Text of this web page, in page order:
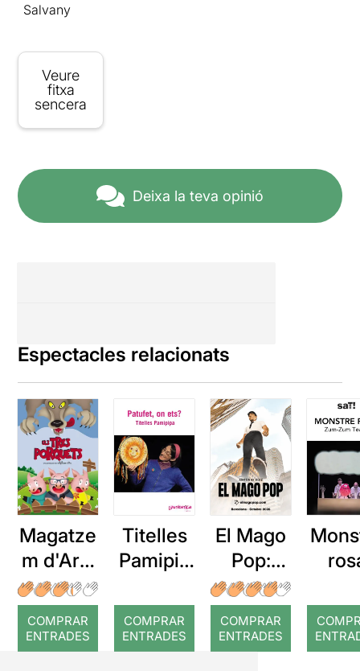
Salvany
Veure
fitxa
sencera
Deixa la teva opinió
Espectacles relacionats
Magatze
m d'Ars:
Els tres
porquets
COMPRAR
ENTRADES
Titelles
Pamipip
Patufet,
on ets?
COMPRAR
ENTRADES
El Mago
Pop:
Nada es
imposibl
e
COMPRAR
ENTRADES